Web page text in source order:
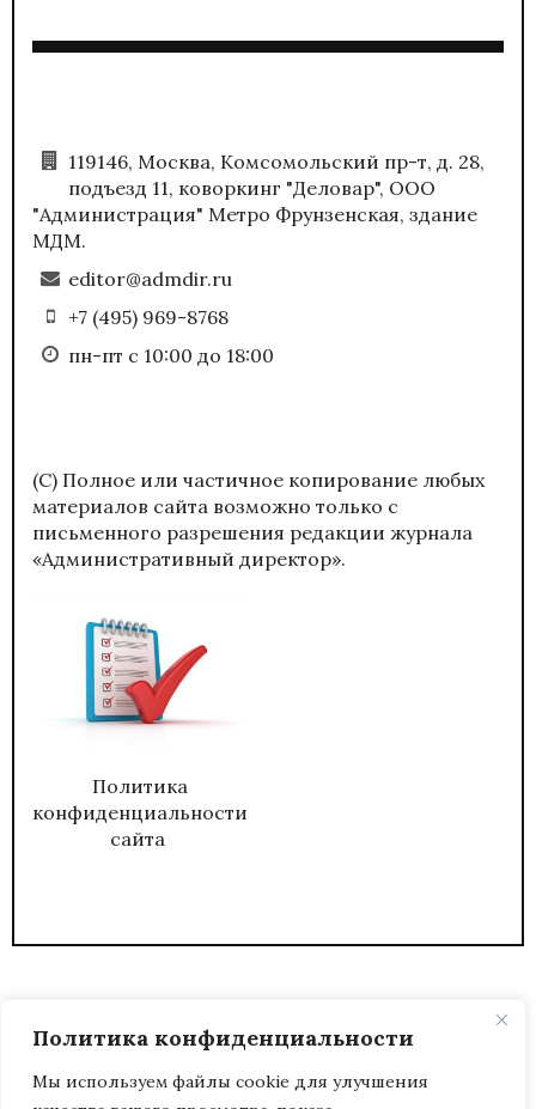
Политика конфиденциальности
Мы используем файлы cookie для улучшения
119146, Москва, Комсомольский пр-т, д. 28,
подъезд 11, коворкинг "Деловар", ООО
"Администрация" Метро Фрунзенская, здание
МДМ.
editor@admdir.ru
+7 (495) 969-8768
пн-пт с 10:00 до 18:00
(С) Полное или частичное копирование любых
материалов сайта возможно только с
письменного разрешения редакции журнала
«Административный директор».
Политика
конфиденциальности
сайта